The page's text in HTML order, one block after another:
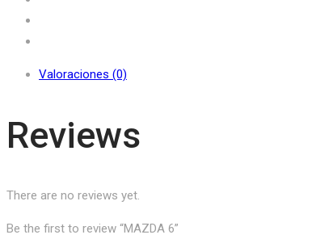
Valoraciones (0)
Reviews
There are no reviews yet.
Be the first to review “MAZDA 6”